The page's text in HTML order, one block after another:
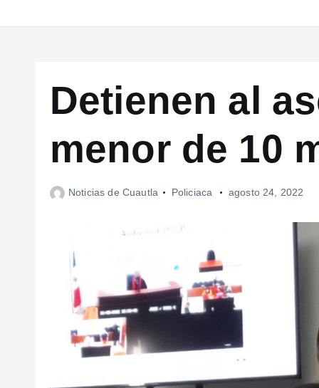
Detienen al
menor de 10
Noticias de Cuautla Policiaca agosto 24, 2022